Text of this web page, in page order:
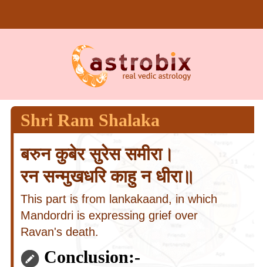
Shri Ram Shalaka
बरुन कुबेर सुरेस समीरा।
रन सन्मुखधरि काहु न धीरा॥
This part is from lankakaand, in which
Mandordri is expressing grief over
Ravan's death.
Conclusion:-